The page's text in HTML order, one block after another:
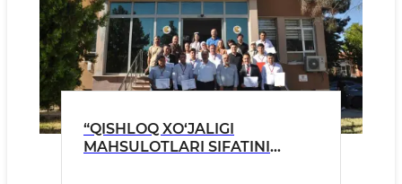
“QISHLOQ XO‘JALIGI
MAHSULOTLARI SIFATINI